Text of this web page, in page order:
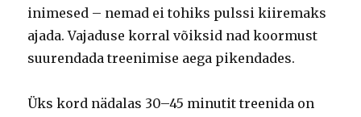
inimesed – nemad ei tohiks pulssi kiiremaks
ajada. Vajaduse korral võiksid nad koormust
suurendada treenimise aega pikendades.
Üks kord nädalas 30–45 minutit treenida on